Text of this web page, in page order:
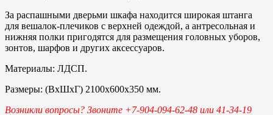
За распашными дверьми шкафа находится широкая штанга
для вешалок-плечиков с верхней одеждой, а антресольная и
нижняя полки пригодятся для размещения головных уборов,
зонтов, шарфов и других аксессуаров.
Материалы: ЛДСП.
Размеры: (ВхШхГ) 2100х600х350 мм.
Возникли вопросы? Звоните +7-904-094-62-48 или 41-34-19